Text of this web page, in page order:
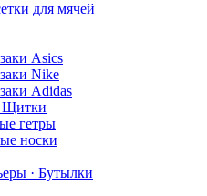
для мячей
Asics
Nike
Adidas
Щитки
гетры
носки
· Бутылки